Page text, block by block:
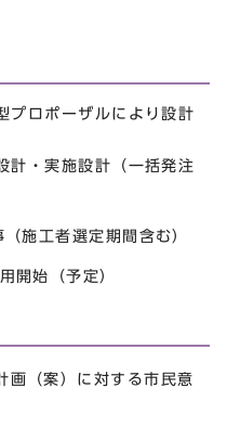
ロポーザルにより設計
・実施設計（一括発注
者選定期間含む）
予定）
画（案）に対する市民意